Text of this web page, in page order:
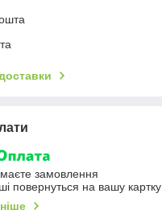
замовлення
повернуться на вашу картку